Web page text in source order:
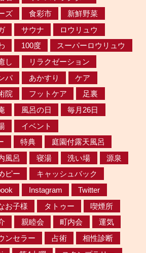
ズ 食彩市
新鮮野菜
サウナ
ロウリュウ
100度
スーパーロウリュウ
し
リラクゼーション
パ あかすり
ケア
院 フットケア
足裏
風呂の日
毎月26日
イベント
特典
庭園付露天風呂
風呂 寝湯 洗い場
源泉
ピー
キャッシュバック
Instagram
Twitter
お子様 タトゥー
喫煙所
親睦会 町内会
運気
ンセラー 占術
相性診断